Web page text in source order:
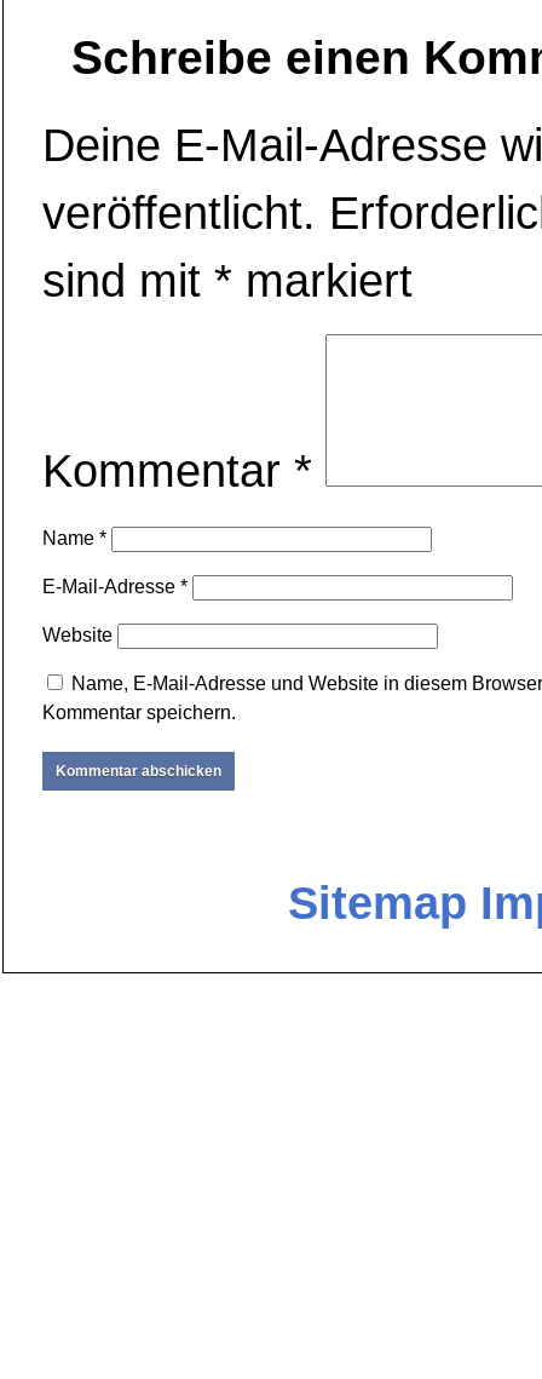
Schreibe einen
Deine E-Mail-Adresse
veröffentlicht.
sind mit * markiert
Kommentar *
Name *
E-Mail-Adresse *
Website
Name, E-Mail-Adresse und Website in diesem
Kommentar speichern.
Sitemap